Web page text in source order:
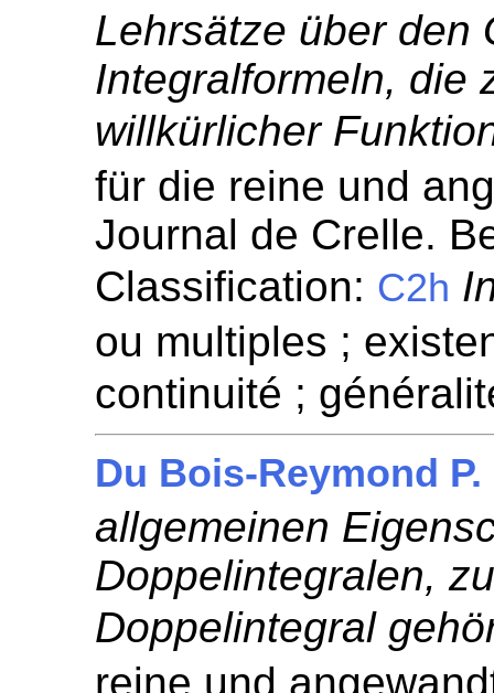
Lehrsätze über den
Integralformeln, die
willkürlicher
für die reine und
Journal de Crelle.
Classification: C2h
ou multiples ;
continuité ;
Du Bois-Reymond P.
allgemeinen
Doppelintegralen,
Doppelintegral
reine und